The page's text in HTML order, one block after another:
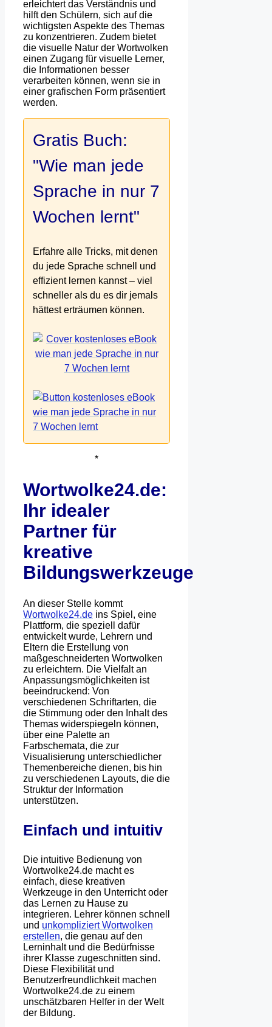
erleichtert das Verständnis und
hilft den Schülern, sich auf die
wichtigsten Aspekte des Themas
zu konzentrieren. Zudem bietet
die visuelle Natur der Wortwolken
einen Zugang für visuelle Lerner,
die Informationen besser
verarbeiten können, wenn sie in
einer grafischen Form präsentiert
werden.
Gratis Buch:
"Wie man jede
Sprache in nur 7
Wochen lernt"
Erfahre alle Tricks, mit denen
du jede Sprache schnell und
effizient lernen kannst – viel
schneller als du es dir jemals
hättest erträumen können.
*
Wortwolke24.de:
Ihr idealer
Partner für
kreative
Bildungswerkzeuge
An dieser Stelle kommt
Wortwolke24.de ins Spiel, eine
Plattform, die speziell dafür
entwickelt wurde, Lehrern und
Eltern die Erstellung von
maßgeschneiderten Wortwolken
zu erleichtern. Die Vielfalt an
Anpassungsmöglichkeiten ist
beeindruckend: Von
verschiedenen Schriftarten, die
die Stimmung oder den Inhalt des
Themas widerspiegeln können,
über eine Palette an
Farbschemata, die zur
Visualisierung unterschiedlicher
Themenbereiche dienen, bis hin
zu verschiedenen Layouts, die die
Struktur der Information
unterstützen.
Einfach und intuitiv
Die intuitive Bedienung von
Wortwolke24.de macht es
einfach, diese kreativen
Werkzeuge in den Unterricht oder
das Lernen zu Hause zu
integrieren. Lehrer können schnell
und unkompliziert Wortwolken
erstellen, die genau auf den
Lerninhalt und die Bedürfnisse
ihrer Klasse zugeschnitten sind.
Diese Flexibilität und
Benutzerfreundlichkeit machen
Wortwolke24.de zu einem
unschätzbaren Helfer in der Welt
der Bildung.